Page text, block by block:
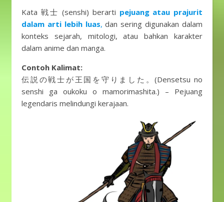
Kata 戦士 (senshi) berarti pejuang atau prajurit
dalam arti lebih luas, dan sering digunakan dalam
konteks sejarah, mitologi, atau bahkan karakter
dalam anime dan manga.
Contoh Kalimat:
伝説の戦士が王国を守りました。(Densetsu no
senshi ga oukoku o mamorimashita.) – Pejuang
legendaris melindungi kerajaan.